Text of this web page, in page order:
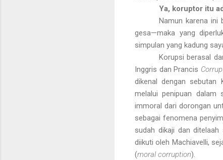
Ya, koruptor itu
Namun karena ini
gesa—maka yang
simpulan yang kadung
Korupsi berasal
Inggris dan Prancis
dikenaldengan sebutan
melalui penipuan dalam
immoral dari dorongan
sebagai fenomena
sudah dikaji dan
diikuti oleh Machiavelli,
(moral corruption).